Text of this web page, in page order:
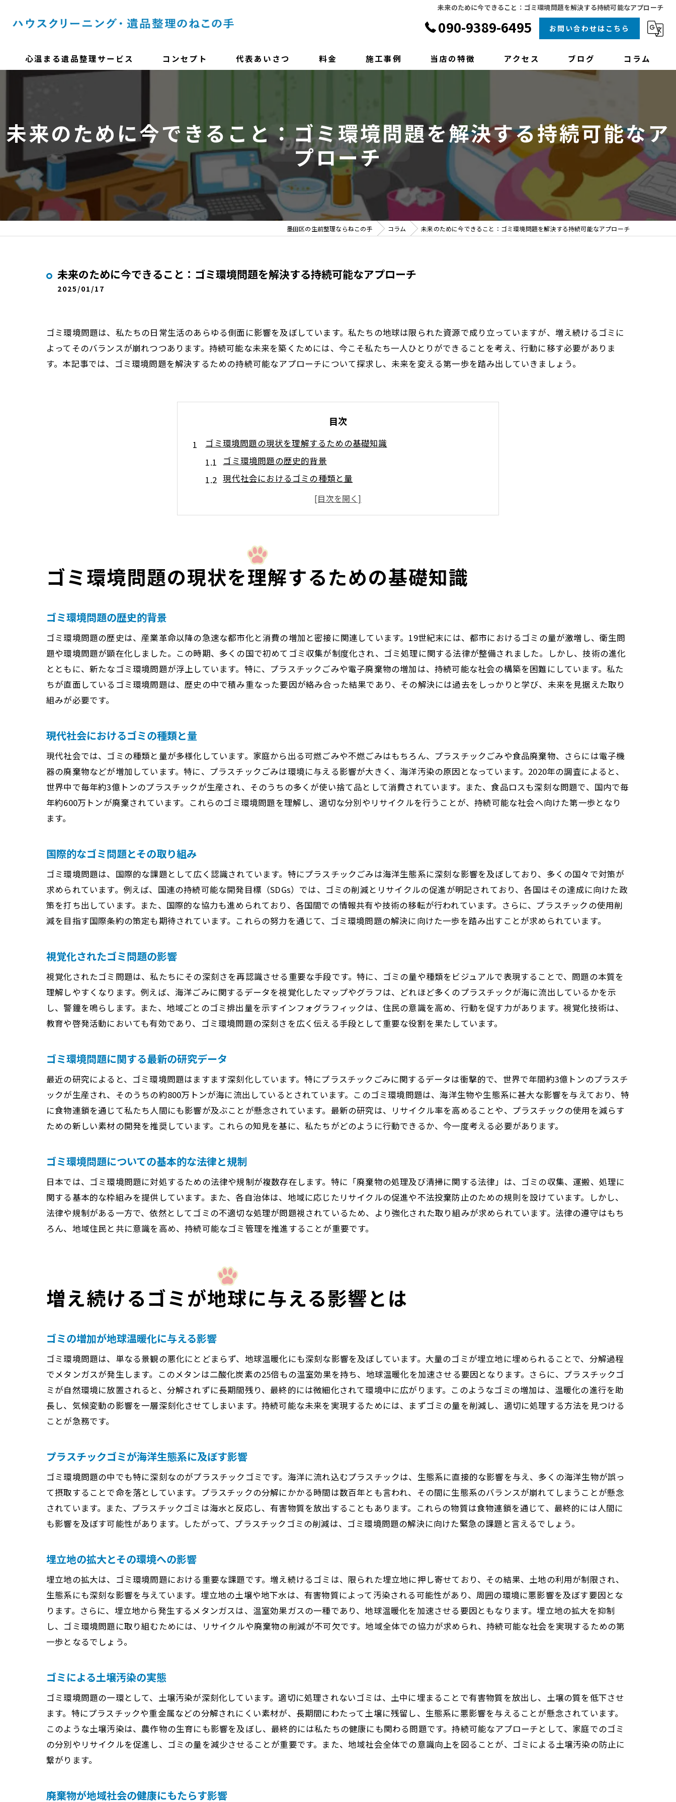
未来のために今できること：ゴミ環境問題を解決する持続可能なアプローチ
090-9389-6495 お問い合わせはこちら
心温まる遺品整理サービス コンセプト 代表あいさつ 料金 施工事例 当店の特徴
ハウスクリーニング
終活
相談
アクセス ブログ コラム
未来のために今できること：ゴミ環境問題を解決する持続可能なア
プローチ
墨田区の生前整理ならねこの手 コラム 未来のために今できること：ゴミ環境問題を解決する持続可能なアプローチ
未来のために今できること：ゴミ環境問題を解決する持続可能なアプローチ
2025/01/17
ゴミ環境問題は、私たちの日常生活のあらゆる側面に影響を及ぼしています。私たちの地球は限られた資源で成り立っていますが、増え続けるゴミに
よってそのバランスが崩れつつあります。持続可能な未来を築くためには、今こそ私たち一人ひとりができることを考え、行動に移す必要がありま
す。本記事では、ゴミ環境問題を解決するための持続可能なアプローチについて探求し、未来を変える第一歩を踏み出していきましょう。
目次
ゴミ環境問題の現状を理解するための基礎知識
ゴミ環境問題の歴史的背景
現代社会におけるゴミの種類と量
国際的なゴミ問題とその取り組み
視覚化されたゴミ問題の影響
ゴミ環境問題についての基本的な法律と規制
増え続けるゴミが地球に与える影響とは
ゴミの増加が地球温暖化に与える影響
ゴミによる土壌汚染の実態
廃棄物が地域社会の健康にもたらす影響
ゴミ問題が生態系の多様性に与える影響
持続可能な未来を築くためのゴミ削減戦略
消費者意識の変革とその方法
廃棄物ゼロを目指す政策とその効果
持続可能な製品設計の重要性
企業が推進するリサイクルプログラム
リサイクル可能な素材の選び方
リサイクル技術の革新と未来
学校での環境教育の重要性
地域イベントでのゴミ削減の取り組み
コミュニティガーデンによる廃棄物削減
地元企業との協力による持続可能な取り組み
個人ができるゴミ環境問題への具体的なアクション
日常生活でのゴミ削減アイデア
エコバッグや再利用可能なボトルの活用法
家庭で始めるコンポストの実践
プラスチック製品の使用を減らす方法
環境に優しい消費者行動の奨励
新しい技術がもたらすゴミ問題解決の可能性
AIとIoTを活用した廃棄物管理システム
先進的なバイオプラスチック技術
再生可能エネルギーを用いたリサイクルプロセス
持続可能な包装技術の進化
ゴミをエネルギーに変換する最新技術
ゴミ環境問題を乗り越えて持続可能な未来へ
国際協力によるゴミ問題解決の枠組み
革新的な政策とゴミ管理の未来
持続可能な開発目標（SDGs）への貢献
ゴミ問題解決への長期的な視点と投資
ゴミ環境問題の現状を理解するための基礎知識
ゴミ環境問題の歴史的背景
ゴミ環境問題の歴史は、産業革命以降の急速な都市化と消費の増加と密接に関連しています。19世紀末には、都市におけるゴミの量が激増し、衛生問
題や環境問題が顕在化しました。この時期、多くの国で初めてゴミ収集が制度化され、ゴミ処理に関する法律が整備されました。しかし、技術の進化
とともに、新たなゴミ環境問題が浮上しています。特に、プラスチックごみや電子廃棄物の増加は、持続可能な社会の構築を困難にしています。私た
ちが直面しているゴミ環境問題は、歴史の中で積み重なった要因が絡み合った結果であり、その解決には過去をしっかりと学び、未来を見据えた取り
組みが必要です。
現代社会におけるゴミの種類と量
現代社会では、ゴミの種類と量が多様化しています。家庭から出る可燃ごみや不燃ごみはもちろん、プラスチックごみや食品廃棄物、さらには電子機
器の廃棄物などが増加しています。特に、プラスチックごみは環境に与える影響が大きく、海洋汚染の原因となっています。2020年の調査によると、
世界中で毎年約3億トンのプラスチックが生産され、そのうちの多くが使い捨て品として消費されています。また、食品ロスも深刻な問題で、国内で毎
年約600万トンが廃棄されています。これらのゴミ環境問題を理解し、適切な分別やリサイクルを行うことが、持続可能な社会へ向けた第一歩となり
ます。
国際的なゴミ問題とその取り組み
ゴミ環境問題は、国際的な課題として広く認識されています。特にプラスチックごみは海洋生態系に深刻な影響を及ぼしており、多くの国々で対策が
求められています。例えば、国連の持続可能な開発目標（SDGs）では、ゴミの削減とリサイクルの促進が明記されており、各国はその達成に向けた政
策を打ち出しています。また、国際的な協力も進められており、各国間での情報共有や技術の移転が行われています。さらに、プラスチックの使用削
減を目指す国際条約の策定も期待されています。これらの努力を通じて、ゴミ環境問題の解決に向けた一歩を踏み出すことが求められています。
視覚化されたゴミ問題の影響
視覚化されたゴミ問題は、私たちにその深刻さを再認識させる重要な手段です。特に、ゴミの量や種類をビジュアルで表現することで、問題の本質を
理解しやすくなります。例えば、海洋ごみに関するデータを視覚化したマップやグラフは、どれほど多くのプラスチックが海に流出しているかを示
し、警鐘を鳴らします。また、地域ごとのゴミ排出量を示すインフォグラフィックは、住民の意識を高め、行動を促す力があります。視覚化技術は、
教育や啓発活動においても有効であり、ゴミ環境問題の深刻さを広く伝える手段として重要な役割を果たしています。
ゴミ環境問題に関する最新の研究データ
最近の研究によると、ゴミ環境問題はますます深刻化しています。特にプラスチックごみに関するデータは衝撃的で、世界で年間約3億トンのプラスチ
ックが生産され、そのうちの約800万トンが海に流出しているとされています。このゴミ環境問題は、海洋生物や生態系に甚大な影響を与えており、特
に食物連鎖を通じて私たち人間にも影響が及ぶことが懸念されています。最新の研究は、リサイクル率を高めることや、プラスチックの使用を減らす
ための新しい素材の開発を推奨しています。これらの知見を基に、私たちがどのように行動できるか、今一度考える必要があります。
ゴミ環境問題についての基本的な法律と規制
日本では、ゴミ環境問題に対処するための法律や規制が複数存在します。特に「廃棄物の処理及び清掃に関する法律」は、ゴミの収集、運搬、処理に
関する基本的な枠組みを提供しています。また、各自治体は、地域に応じたリサイクルの促進や不法投棄防止のための規則を設けています。しかし、
法律や規制がある一方で、依然としてゴミの不適切な処理が問題視されているため、より強化された取り組みが求められています。法律の遵守はもち
ろん、地域住民と共に意識を高め、持続可能なゴミ管理を推進することが重要です。
増え続けるゴミが地球に与える影響とは
ゴミの増加が地球温暖化に与える影響
ゴミ環境問題は、単なる景観の悪化にとどまらず、地球温暖化にも深刻な影響を及ぼしています。大量のゴミが埋立地に埋められることで、分解過程
でメタンガスが発生します。このメタンは二酸化炭素の25倍もの温室効果を持ち、地球温暖化を加速させる要因となります。さらに、プラスチックゴ
ミが自然環境に放置されると、分解されずに長期間残り、最終的には微細化されて環境中に広がります。このようなゴミの増加は、温暖化の進行を助
長し、気候変動の影響を一層深刻化させてしまいます。持続可能な未来を実現するためには、まずゴミの量を削減し、適切に処理する方法を見つける
ことが急務です。
プラスチックゴミが海洋生態系に及ぼす影響
ゴミ環境問題の中でも特に深刻なのがプラスチックゴミです。海洋に流れ込むプラスチックは、生態系に直接的な影響を与え、多くの海洋生物が誤っ
て摂取することで命を落としています。プラスチックの分解にかかる時間は数百年とも言われ、その間に生態系のバランスが崩れてしまうことが懸念
されています。また、プラスチックゴミは海水と反応し、有害物質を放出することもあります。これらの物質は食物連鎖を通じて、最終的には人間に
も影響を及ぼす可能性があります。したがって、プラスチックゴミの削減は、ゴミ環境問題の解決に向けた緊急の課題と言えるでしょう。
埋立地の拡大とその環境への影響
埋立地の拡大は、ゴミ環境問題における重要な課題です。増え続けるゴミは、限られた埋立地に押し寄せており、その結果、土地の利用が制限され、
生態系にも深刻な影響を与えています。埋立地の土壌や地下水は、有害物質によって汚染される可能性があり、周囲の環境に悪影響を及ぼす要因とな
ります。さらに、埋立地から発生するメタンガスは、温室効果ガスの一種であり、地球温暖化を加速させる要因ともなります。埋立地の拡大を抑制
し、ゴミ環境問題に取り組むためには、リサイクルや廃棄物の削減が不可欠です。地域全体での協力が求められ、持続可能な社会を実現するための第
一歩となるでしょう。
ゴミによる土壌汚染の実態
ゴミ環境問題の一環として、土壌汚染が深刻化しています。適切に処理されないゴミは、土中に埋まることで有害物質を放出し、土壌の質を低下させ
ます。特にプラスチックや重金属などの分解されにくい素材が、長期間にわたって土壌に残留し、生態系に悪影響を与えることが懸念されています。
このような土壌汚染は、農作物の生育にも影響を及ぼし、最終的には私たちの健康にも関わる問題です。持続可能なアプローチとして、家庭でのゴミ
の分別やリサイクルを促進し、ゴミの量を減少させることが重要です。また、地域社会全体での意識向上を図ることが、ゴミによる土壌汚染の防止に
繋がります。
廃棄物が地域社会の健康にもたらす影響